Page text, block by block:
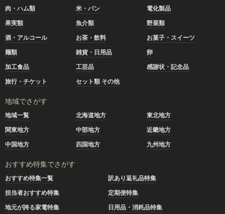
肉・ハム類 米・パン
電化製品
果実類
魚介類
野菜類
酒・アルコール
お茶・飲料
お菓子・スイーツ
麺類
雑貨・日用品
卵
加工食品
工芸品
感謝状・記念品
旅行・チケット
セット類 その他
地域でさがす
地域一覧 北海道地方
東北地方
関東地方
中部地方
近畿地方
中国地方
四国地方 九州地方
おすすめ特集でさがす
おすすめ特集一覧
訳あり返礼品特集
担当者おすすめ特集
定期便特集
地元が誇る家電特集
日用品・消耗品特集